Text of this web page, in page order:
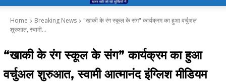
Home Breaking News
"खाकी के रंग स्कूल के संग" कार्यक्रम का हुआ वर्चुअल
शुरुआत, स्वामी...
“खाकी के रंग स्कूल के संग” कार्यक्रम का हुआ
वर्चुअल शुरुआत, स्वामी आत्मानंद इंग्लिश मीडियम